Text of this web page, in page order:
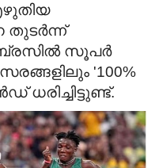
തുടര്‍ന്ന്
സൂപര്‍
'100%